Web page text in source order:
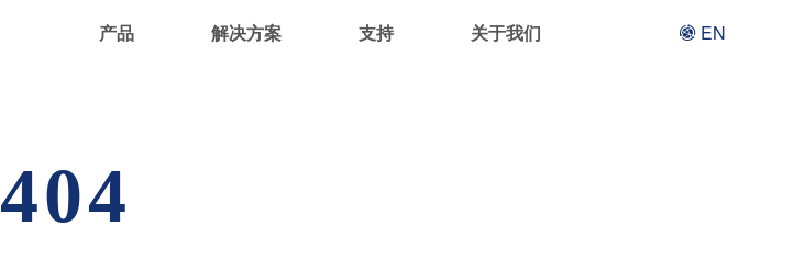
EN
关于我们
支持
解决方案
产品
404